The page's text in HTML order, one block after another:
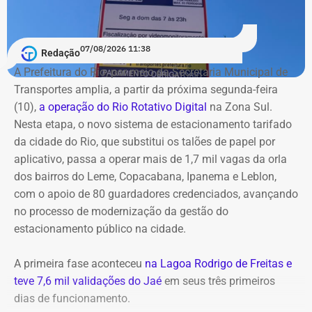
Outra prioridade do governador nas conversas com o
presidente da Alerj é a escolha do substituto de
Domingos Brazão no cargo de conselheiro do Tribunal de
Contas do Estado (TCE-RJ). Ele foi condenado pelo
Supremo Tribunal Federal (STF) por ter sido um dos
mandantes do assassinato da vereadora Marielle Franco
e do motorista Anderson Gome.
A indicação fica sob responsabilidade da Alerj e Couto
sinalizou que não interferirá, desde que o escolhido não
seja ligado ao grupo político de Cláudio Castro. Douglas
Ruas convocou uma reunião do Colégio de Líderes, que
deve acontecer já na próxima segunda-feira (10) para
resolver as duas situações. O objetivo deve ser definir um
Tribunal de Contas, além de prazos para sabatinas e
votações.
Redação07/08/2026 11:38
A Prefeitura do Rio, por meio da Secretaria Municipal de
Transportes amplia, a partir da próxima segunda-feira
(10), a operação do Rio Rotativo Digital na Zona Sul.
Nesta etapa, o novo sistema de estacionamento tarifado
da cidade do Rio, que substitui os talões de papel por
aplicativo, passa a operar mais de 1,7 mil vagas da orla
dos bairros do Leme, Copacabana, Ipanema e Leblon,
com o apoio de 80 guardadores credenciados, avançando
no processo de modernização da gestão do
estacionamento público na cidade.
A primeira fase aconteceu na Lagoa Rodrigo de Freitas e
teve 7,6 mil validações do Jaé em seus três primeiros
dias de funcionamento.